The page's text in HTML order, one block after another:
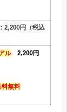
2,200円（税込
ル2,200円
無料